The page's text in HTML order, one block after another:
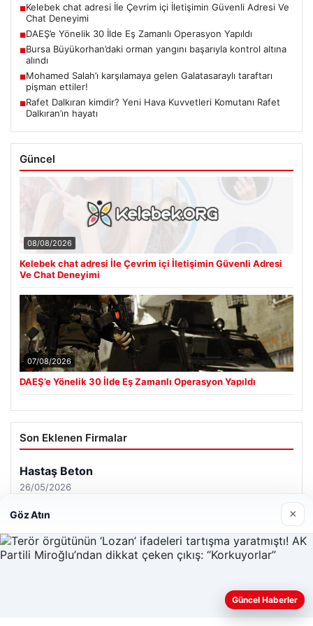
■Kelebek chat adresi İle Çevrim içi İletişimin Güvenli Adresi Ve
Chat Deneyimi
■DAEŞ’e Yönelik 30 İlde Eş Zamanlı Operasyon Yapıldı
■Bursa Büyükorhan’daki orman yangını başarıyla kontrol altına
alındı
■Mohamed Salah’ı karşılamaya gelen Galatasaraylı taraftarı
pişman ettiler!
■Rafet Dalkıran kimdir? Yeni Hava Kuvvetleri Komutanı Rafet
Dalkıran’ın hayatı
Güncel
08/08/2026
Kelebek chat adresi İle Çevrim içi İletişimin Güvenli Adresi
Ve Chat Deneyimi
07/08/2026
DAEŞ’e Yönelik 30 İlde Eş Zamanlı Operasyon Yapıldı
Son Eklenen Firmalar
Hastaş Beton
26/05/2026
Göz Atın ×
Güncel Haberler